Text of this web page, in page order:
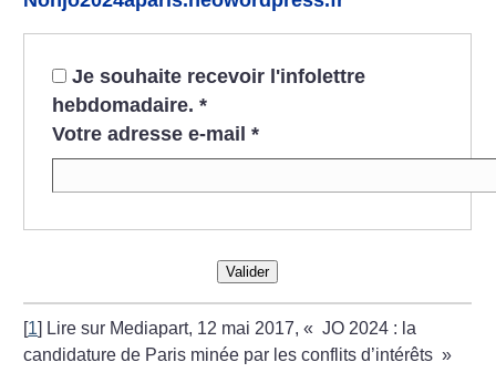
Je souhaite recevoir l'infolettre
hebdomadaire. *
Votre adresse e-mail *
Valider
[1] Lire sur Mediapart, 12 mai 2017, « JO 2024 : la
candidature de Paris minée par les conflits d’intérêts »